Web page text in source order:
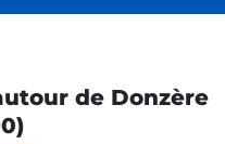
de Donzère